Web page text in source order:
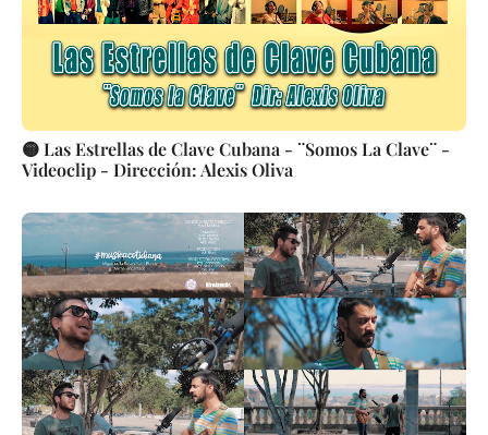
🟡 Las Estrellas de Clave Cubana - ¨Somos La Clave¨ -
Videoclip - Dirección: Alexis Oliva